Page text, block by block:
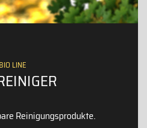
BIO LINE
Reinigungsprodukte.